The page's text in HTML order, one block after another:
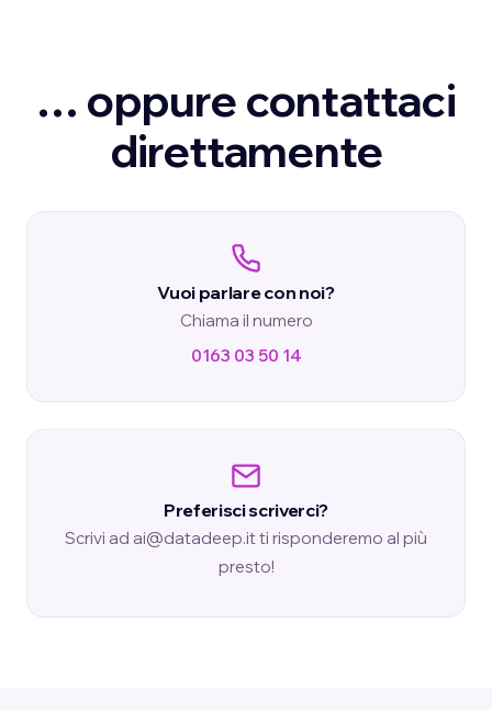
… oppure contattaci
direttamente
Vuoi parlare con noi?
Chiama il numero
0163 03 50 14
Preferisci scriverci?
Scrivi ad ai@datadeep.it ti risponderemo al più
presto!